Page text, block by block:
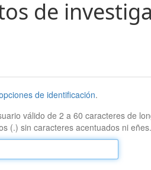
de
de identificación.
válido de 2 a 60 caracteres de
(.) sin caracteres acentuados ni eñes.